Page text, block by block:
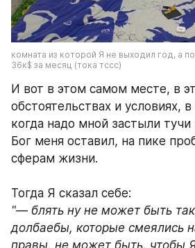
комната из которой Я не выходил год, а
36к$ за месяц (тока тссс)
И вот в этом самом месте, в
обстоятельствах и условиях,
когда надо мной застыли тучи
Бог меня оставил, на пике
сферам жизни.
Тогда Я сказал себе:
"— блять ну не может быть
долбаебы, которые смеялись
правы, не может быть, чтобы